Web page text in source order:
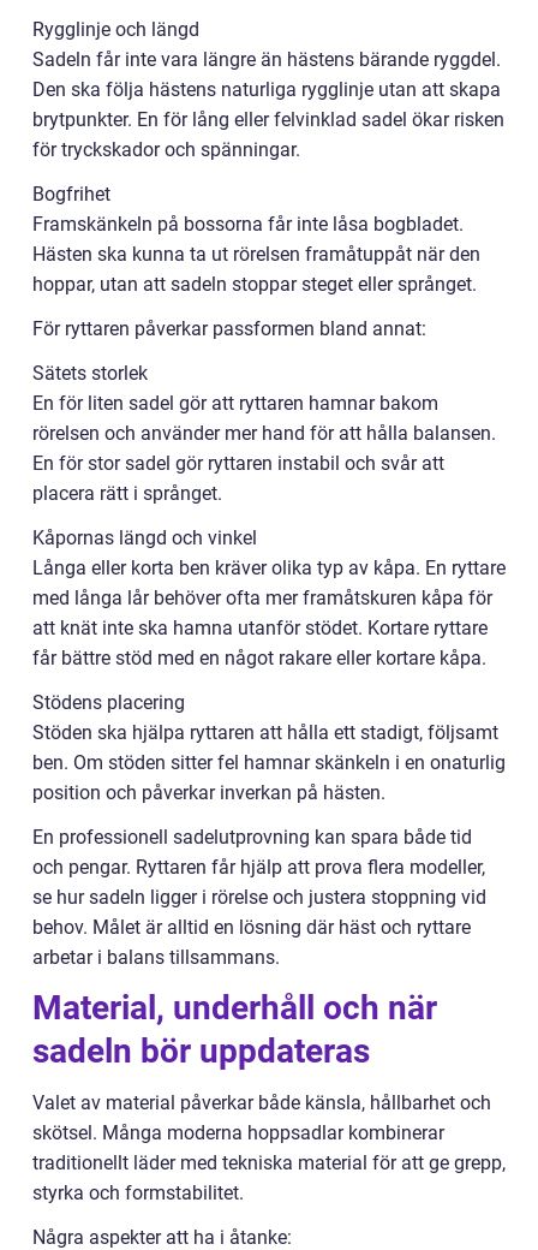
Rygglinje och längd
Sadeln får inte vara längre än hästens bärande ryggdel.
Den ska följa hästens naturliga rygglinje utan att skapa
brytpunkter. En för lång eller felvinklad sadel ökar risken
för tryckskador och spänningar.
Bogfrihet
Framskänkeln på bossorna får inte låsa bogbladet.
Hästen ska kunna ta ut rörelsen framåtuppåt när den
hoppar, utan att sadeln stoppar steget eller språnget.
För ryttaren påverkar passformen bland annat:
Sätets storlek
En för liten sadel gör att ryttaren hamnar bakom
rörelsen och använder mer hand för att hålla balansen.
En för stor sadel gör ryttaren instabil och svår att
placera rätt i språnget.
Kåpornas längd och vinkel
Långa eller korta ben kräver olika typ av kåpa. En ryttare
med långa lår behöver ofta mer framåtskuren kåpa för
att knät inte ska hamna utanför stödet. Kortare ryttare
får bättre stöd med en något rakare eller kortare kåpa.
Stödens placering
Stöden ska hjälpa ryttaren att hålla ett stadigt, följsamt
ben. Om stöden sitter fel hamnar skänkeln i en onaturlig
position och påverkar inverkan på hästen.
En professionell sadelutprovning kan spara både tid
och pengar. Ryttaren får hjälp att prova flera modeller,
se hur sadeln ligger i rörelse och justera stoppning vid
behov. Målet är alltid en lösning där häst och ryttare
arbetar i balans tillsammans.
Material, underhåll och när
sadeln bör uppdateras
Valet av material påverkar både känsla, hållbarhet och
skötsel. Många moderna hoppsadlar kombinerar
traditionellt läder med tekniska material för att ge grepp,
styrka och formstabilitet.
Några aspekter att ha i åtanke: